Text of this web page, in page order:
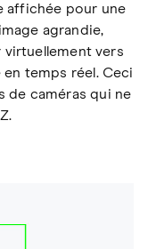
affichée pour une
agrandie,
virtuellement vers
en temps réel. Ceci
de caméras qui ne